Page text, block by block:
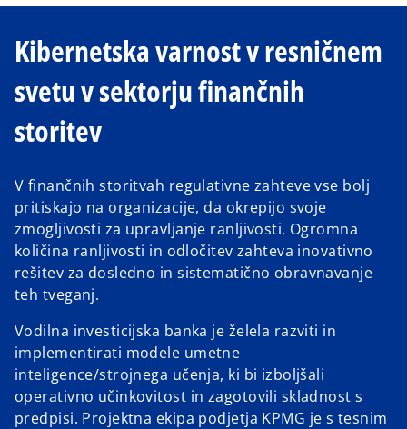
Kibernetska varnost v resničnem
svetu v sektorju finančnih
storitev
V finančnih storitvah regulativne zahteve vse bolj
pritiskajo na organizacije, da okrepijo svoje
zmogljivosti za upravljanje ranljivosti. Ogromna
količina ranljivosti in odločitev zahteva inovativno
rešitev za dosledno in sistematično obravnavanje
teh tveganj.
Vodilna investicijska banka je želela razviti in
implementirati modele umetne
inteligence/strojnega učenja, ki bi izboljšali
operativno učinkovitost in zagotovili skladnost s
predpisi. Projektna ekipa podjetja KPMG je s tesnim